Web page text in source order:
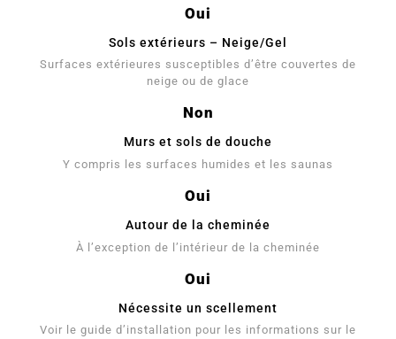
Oui
Sols extérieurs – Neige/Gel
Surfaces extérieures susceptibles d’être couvertes de
neige ou de glace
Non
Murs et sols de douche
Y compris les surfaces humides et les saunas
Oui
Autour de la cheminée
À l’exception de l’intérieur de la cheminée
Oui
Nécessite un scellement
Voir le guide d’installation pour les informations sur le